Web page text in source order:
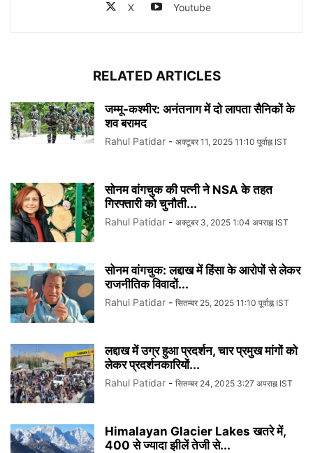
X Youtube
RELATED ARTICLES
जम्मू-कश्मीर: अनंतनाग में दो लापता सैनिकों के
शव बरामद
Rahul Patidar - अक्टूबर 11, 2025 11:10 पूर्वाह्न IST
सोनम वांगचुक की पत्नी ने NSA के तहत
गिरफ्तारी को चुनौती...
Rahul Patidar - अक्टूबर 3, 2025 1:04 अपराह्न IST
सोनम वांगचुक: लद्दाख में हिंसा के आरोपों से लेकर
राजनीतिक विवादों...
Rahul Patidar - सितम्बर 25, 2025 11:10 पूर्वाह्न IST
लद्दाख में उग्र हुआ प्रदर्शन, चार प्रमुख मांगों को
लेकर प्रदर्शनकारियों...
Rahul Patidar - सितम्बर 24, 2025 3:27 अपराह्न IST
Himalayan Glacier Lakes खतरे में,
400 से ज्यादा झीलें तेजी से...